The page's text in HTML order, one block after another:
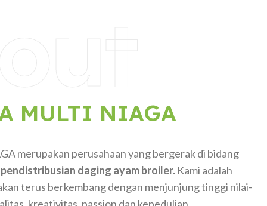
MULTI NIAGA
merupakan perusahaan yang bergerak di bidang
daging ayam broiler. Kami adalah
terus berkembang dengan menjunjung tinggi nilai-